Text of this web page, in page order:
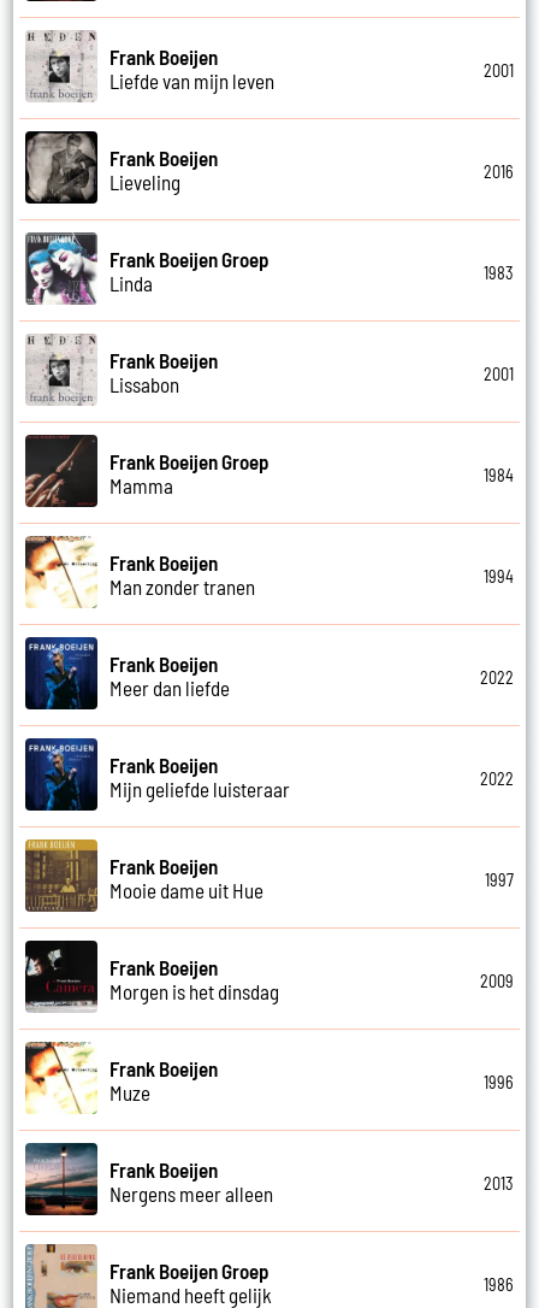
Frank Boeijen
Liefde van mijn leven
2001
Frank Boeijen
Lieveling
2016
Frank Boeijen Groep
Linda
1983
Frank Boeijen
Lissabon
2001
Frank Boeijen Groep
Mamma
1984
Frank Boeijen
Man zonder tranen
1994
Frank Boeijen
Meer dan liefde
2022
Frank Boeijen
Mijn geliefde luisteraar
2022
Frank Boeijen
Mooie dame uit Hue
1997
Frank Boeijen
Morgen is het dinsdag
2009
Frank Boeijen
Muze
1996
Frank Boeijen
Nergens meer alleen
2013
Frank Boeijen Groep
Niemand heeft gelijk
1986